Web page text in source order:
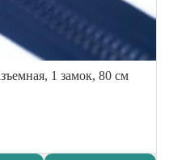
1 замок, 80 см